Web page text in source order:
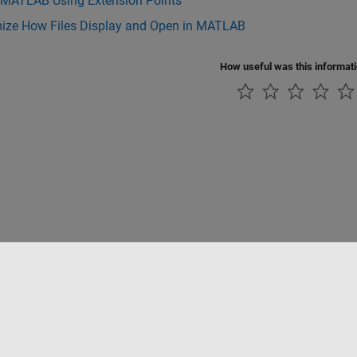
How Files Display and Open in MATLAB
How useful was this